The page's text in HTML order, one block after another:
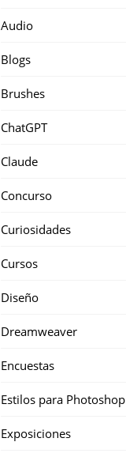
Audio
Blogs
Brushes
ChatGPT
Claude
Concurso
Curiosidades
Cursos
Diseño
Dreamweaver
Encuestas
Estilos para Photoshop
Exposiciones